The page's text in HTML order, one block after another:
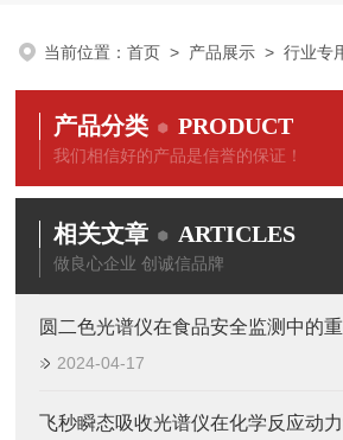
当前位置：首页 > 产品展示 >行业专
产品分类 PRODUCT
我们相信好的产品是信誉的保证！
相关文章 ARTICLES
做良心企业 创诚信品牌
圆二色光谱仪在食品安全监测中的
2024-04-17
飞秒瞬态吸收光谱仪在化学反应动